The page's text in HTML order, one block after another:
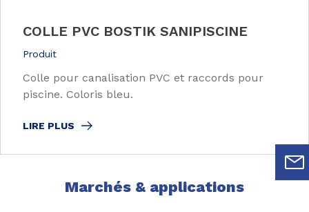
COLLE PVC BOSTIK SANIPISCINE
Produit
Colle pour canalisation PVC et raccords pour
piscine. Coloris bleu.
LIRE PLUS
Marchés & applications